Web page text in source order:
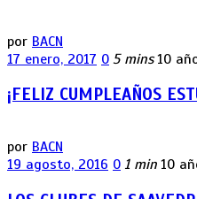
por BACN
17 enero, 2017 0 5 mins 10
¡FELIZ CUMPLEAÑOS
por BACN
19 agosto, 2016 0 1 min 10